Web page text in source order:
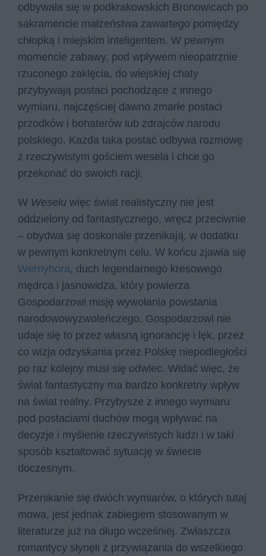
odbywała się w podkrakowskich Bronowicach po
sakramencie małżeństwa zawartego pomiędzy
chłopką i miejskim inteligentem. W pewnym
momencie zabawy, pod wpływem nieopatrznie
rzuconego zaklęcia, do wiejskiej chaty
przybywają postaci pochodzące z innego
wymiaru, najczęściej dawno zmarłe postaci
przodków i bohaterów lub zdrajców narodu
polskiego. Każda taka postać odbywa rozmowę
z rzeczywistym gościem wesela i chce go
przekonać do swoich racji.
W Weselu więc świat realistyczny nie jest
oddzielony od fantastycznego, wręcz przeciwnie
– obydwa się doskonale przenikają, w dodatku
w pewnym konkretnym celu. W końcu zjawia się
Wernyhora, duch legendarnego kresowego
mędrca i jasnowidza, który powierza
Gospodarzowi misję wywołania powstania
narodowowyzwoleńczego. Gospodarzowi nie
udaje się to przez własną ignorancję i lęk, przez
co wizja odzyskania przez Polskę niepodległości
po raz kolejny musi się odwlec. Widać więc, że
świat fantastyczny ma bardzo konkretny wpływ
na świat realny. Przybysze z innego wymiaru
pod postaciami duchów mogą wpływać na
decyzje i myślenie rzeczywistych ludzi i w taki
sposób kształtować sytuację w świecie
doczesnym.
Przenikanie się dwóch wymiarów, o których tutaj
mowa, jest jednak zabiegiem stosowanym w
literaturze już na długo wcześniej. Zwłaszcza
romantycy słynęli z przywiązania do wszelkiego